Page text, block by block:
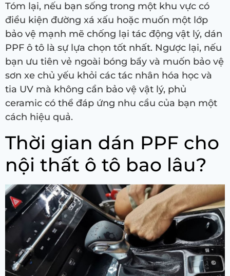
Tóm lại, nếu bạn sống trong một khu vực có
điều kiện đường xá xấu hoặc muốn một lớp
bảo vệ mạnh mẽ chống lại tác động vật lý, dán
PPF ô tô là sự lựa chọn tốt nhất. Ngược lại, nếu
bạn ưu tiên vẻ ngoài bóng bẩy và muốn bảo vệ
sơn xe chủ yếu khỏi các tác nhân hóa học và
tia UV mà không cần bảo vệ vật lý, phủ
ceramic có thể đáp ứng nhu cầu của bạn một
cách hiệu quả.
Thời gian dán PPF cho
nội thất ô tô bao lâu?